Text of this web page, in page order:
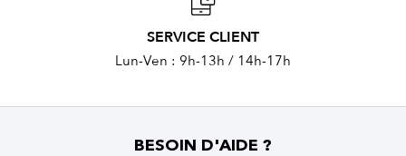
SERVICE CLIENT
Lun-Ven : 9h-13h / 14h-17h
BESOIN D'AIDE ?